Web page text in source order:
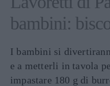
bambini:
I bambini si
e a metterli in tavola
impastare 180 g di